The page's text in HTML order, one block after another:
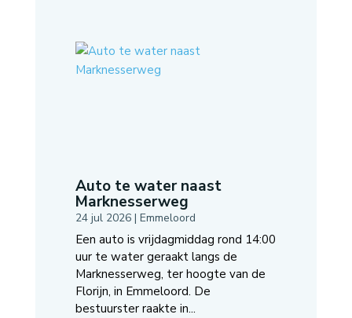
Auto te water naast
Marknesserweg
24 jul 2026| Emmeloord
Een auto is vrijdagmiddag rond 14:00
uur te water geraakt langs de
Marknesserweg, ter hoogte van de
Florijn, in Emmeloord. De
bestuurster raakte in...